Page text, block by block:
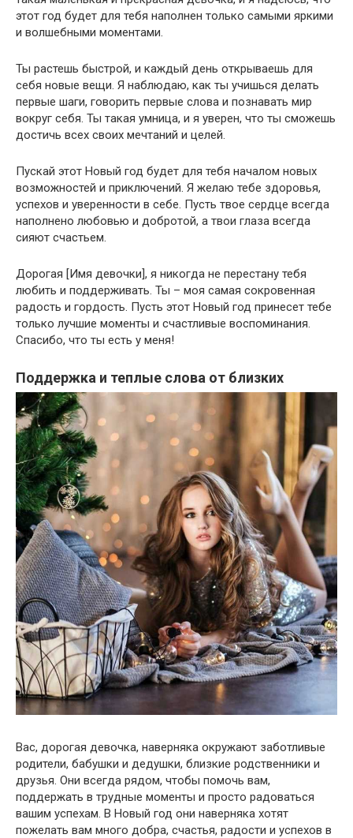
этот год будет для тебя наполнен только самыми яркими
и волшебными моментами.
Ты растешь быстрой, и каждый день открываешь для
себя новые вещи. Я наблюдаю, как ты учишься делать
первые шаги, говорить первые слова и познавать мир
вокруг себя. Ты такая умница, и я уверен, что ты сможешь
достичь всех своих мечтаний и целей.
Пускай этот Новый год будет для тебя началом новых
возможностей и приключений. Я желаю тебе здоровья,
успехов и уверенности в себе. Пусть твое сердце всегда
наполнено любовью и добротой, а твои глаза всегда
сияют счастьем.
Дорогая [Имя девочки], я никогда не перестану тебя
любить и поддерживать. Ты – моя самая сокровенная
радость и гордость. Пусть этот Новый год принесет тебе
только лучшие моменты и счастливые воспоминания.
Спасибо, что ты есть у меня!
Поддержка и теплые слова от близких
Вас, дорогая девочка, наверняка окружают заботливые
родители, бабушки и дедушки, близкие родственники и
друзья. Они всегда рядом, чтобы помочь вам,
поддержать в трудные моменты и просто радоваться
вашим успехам. В Новый год они наверняка хотят
пожелать вам много добра, счастья, радости и успехов в